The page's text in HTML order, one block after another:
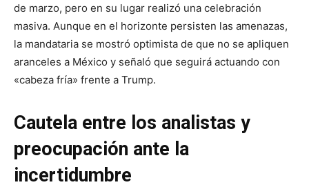
de marzo, pero en su lugar realizó una celebración
masiva. Aunque en el horizonte persisten las amenazas,
la mandataria se mostró optimista de que no se apliquen
aranceles a México y señaló que seguirá actuando con
«cabeza fría» frente a Trump.
Cautela entre los analistas y
preocupación ante la
incertidumbre